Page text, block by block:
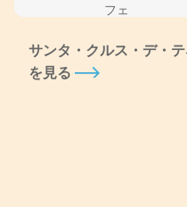
フェ
サンタ・クルス・デ・
を見る